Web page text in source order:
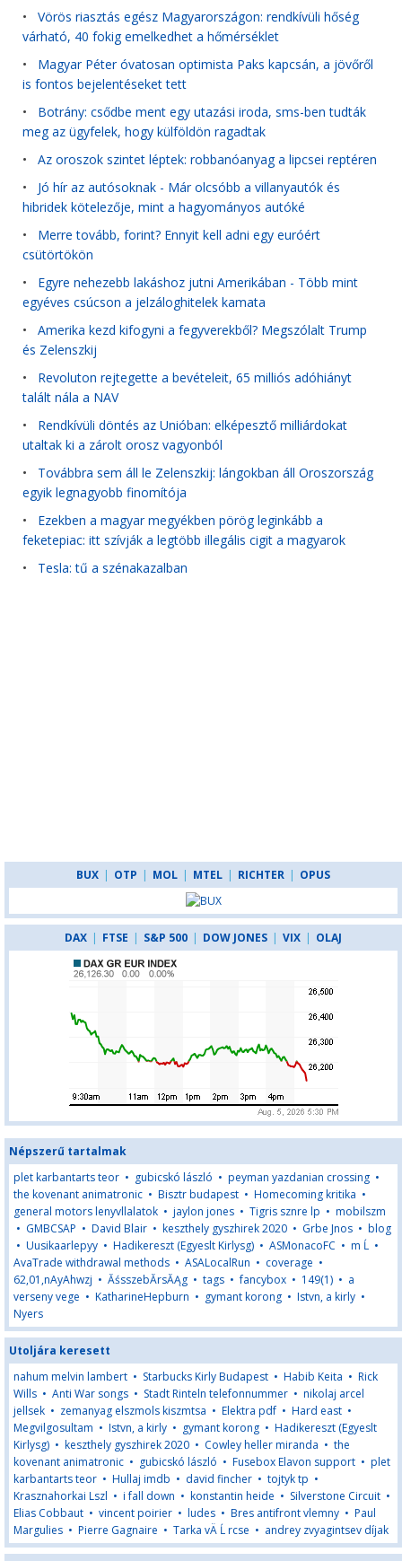
• Vörös riasztás egész Magyarországon: rendkívüli hőség
várható, 40 fokig emelkedhet a hőmérséklet
• Magyar Péter óvatosan optimista Paks kapcsán, a jövőről
is fontos bejelentéseket tett
• Botrány: csődbe ment egy utazási iroda, sms-ben tudták
meg az ügyfelek, hogy külföldön ragadtak
• Az oroszok szintet léptek: robbanóanyag a lipcsei reptéren
• Jó hír az autósoknak - Már olcsóbb a villanyautók és
hibridek kötelezője, mint a hagyományos autóké
• Merre tovább, forint? Ennyit kell adni egy euróért
csütörtökön
• Egyre nehezebb lakáshoz jutni Amerikában - Több mint
egyéves csúcson a jelzáloghitelek kamata
• Amerika kezd kifogyni a fegyverekből? Megszólalt Trump
és Zelenszkij
• Revoluton rejtegette a bevételeit, 65 milliós adóhiányt
talált nála a NAV
• Rendkívüli döntés az Unióban: elképesztő milliárdokat
utaltak ki a zárolt orosz vagyonból
• Továbbra sem áll le Zelenszkij: lángokban áll Oroszország
egyik legnagyobb finomítója
• Ezekben a magyar megyékben pörög leginkább a
feketepiac: itt szívják a legtöbb illegális cigit a magyarok
• Tesla: tű a szénakazalban
BUX | OTP | MOL | MTEL | RICHTER | OPUS
DAX | FTSE | S&P 500 | DOW JONES | VIX | OLAJ
Népszerű tartalmak
plet karbantarts teor • gubicskó lászló • peyman yazdanian crossing •
the kovenant animatronic • Bisztr budapest • Homecoming kritika •
general motors lenyvllalatok • jaylon jones • Tigris sznre lp • mobilszm
• GMBCSAP • David Blair • keszthely gyszhirek 2020 • Grbe Jnos • blog
• Uusikaarlepyy • Hadikereszt (Egyeslt Kirlysg) • ASMonacoFC • m Ĺ •
AvaTrade withdrawal methods • ASALocalRun • coverage •
62,01,nAyAhwzj • ĂśsszebĂ­rsĂĄg • tags •fancybox • 149(1) • a
verseny vege • KatharineHepburn • gymant korong • Istvn, a kirly •
Nyers
Utoljára keresett
nahum melvin lambert • Starbucks Kirly Budapest • Habib Keita • Rick
Wills • Anti War songs • Stadt Rinteln telefonnummer • nikolaj arcel
jellsek • zemanyag elszmols kiszmtsa • Elektra pdf • Hard east •
Megvilgosultam • Istvn, a kirly • gymant korong • Hadikereszt (Egyeslt
Kirlysg) • keszthely gyszhirek 2020 • Cowley heller miranda • the
kovenant animatronic • gubicskó lászló • Fusebox Elavon support • plet
karbantarts teor • Hullaj imdb • david fincher • tojtyk tp •
Krasznahorkai Lszl • i fall down • konstantin heide • Silverstone Circuit •
Elias Cobbaut • vincent poirier • ludes • Bres antifront vlemny • Paul
Margulies • Pierre Gagnaire • Tarka vÄ Ĺ rcse • andrey zvyagintsev díjak